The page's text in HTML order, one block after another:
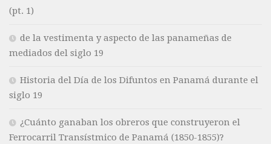
(pt. 1)
de la vestimenta y aspecto de las panameñas de
mediados del siglo 19
Historia del Día de los Difuntos en Panamá durante el
siglo 19
¿Cuánto ganaban los obreros que construyeron el
Ferrocarril Transístmico de Panamá (1850-1855)?